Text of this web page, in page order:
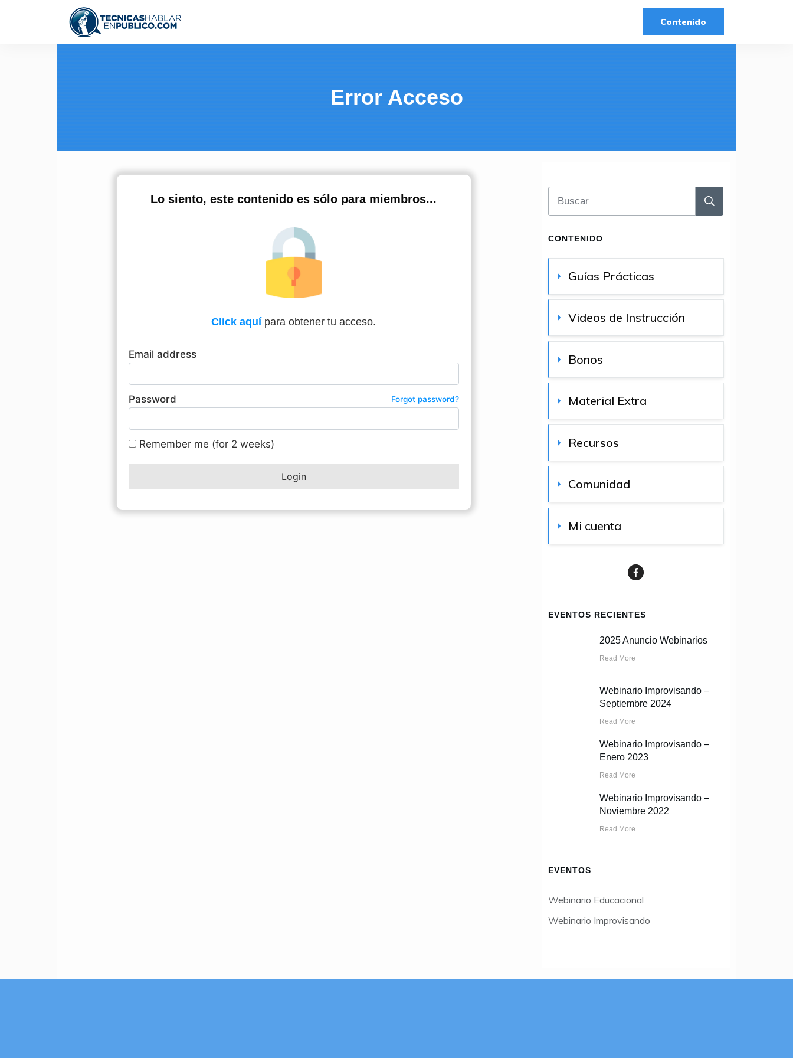
Contenido
Error Acceso
Lo siento, este contenido es sólo para miembros...
Click aquípara obtener tu acceso.
Email address
Password Forgot password?
Remember me (for 2 weeks)
CONTENIDO
Guías Prácticas
Videos de Instrucción
Bonos
Material Extra
Recursos
Comunidad
Mi cuenta
EVENTOS RECIENTES
2025 Anuncio Webinarios
Read More
Webinario Improvisando –
Septiembre 2024
Read More
Webinario Improvisando –
Enero 2023
Read More
Webinario Improvisando –
Noviembre 2022
Read More
EVENTOS
Webinario Educacional
Webinario Improvisando